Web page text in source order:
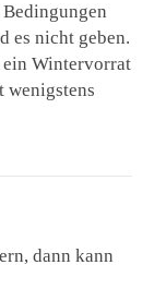
es nicht geben.
Wintervorrat
wenigstens
dann kann